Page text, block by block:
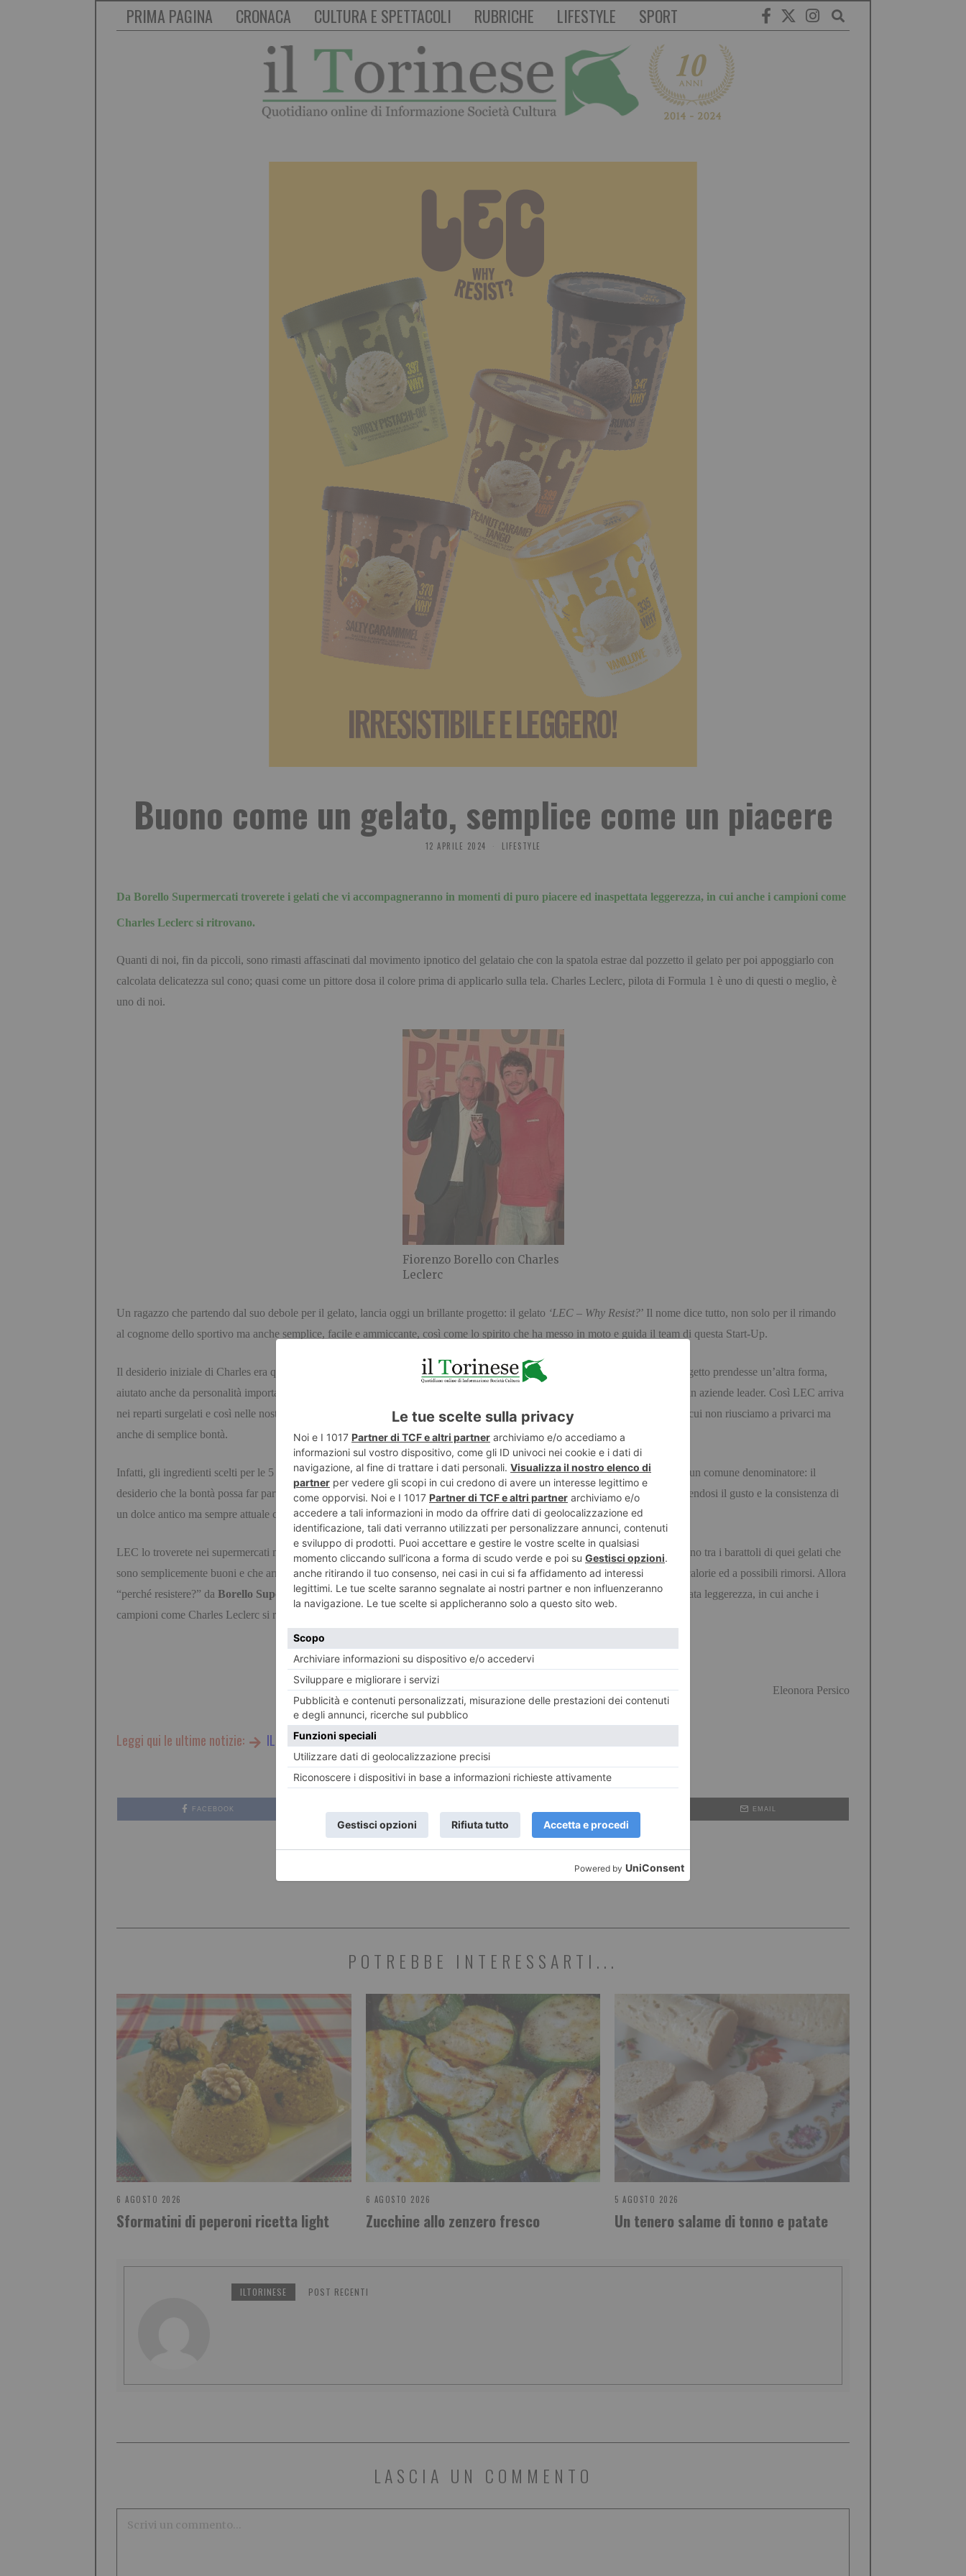
PRIMA PAGINA CRONACA CULTURA E SPETTACOLI RUBRICHE LIFESTYLE SPORT
Buono come un gelato, semplice come un piacere
12 APRILE 2024 LIFESTYLE
Da Borello Supermercati troverete i gelati che vi accompagneranno in momenti di puro piacere ed inaspettata leggerezza, in cui anche i campioni come
Charles Leclerc si ritrovano.
Quanti di noi, fin da piccoli, sono rimasti affascinati dal movimento ipnotico del gelataio che con la spatola estrae dal pozzetto il gelato per poi appoggiarlo con
calcolata delicatezza sul cono; quasi come un pittore dosa il colore prima di applicarlo sulla tela. Charles Leclerc, pilota di Formula 1 è uno di questi o meglio, è
uno di noi.
Fiorenzo Borello con Charles
Leclerc
Un ragazzo che partendo dal suo debole per il gelato, lancia oggi un brillante progetto: il gelato ‘LEC – Why Resist?’ Il nome dice tutto, non solo per il rimando
al cognome dello sportivo ma anche semplice, facile e ammiccante, così come lo spirito che ha messo in moto e guida il team di questa Start-Up.
Il desiderio iniziale di Charles era quello di aprire una gelateria ma il messaggio che il brand veicola ha fatto in modo che il progetto prendesse un’altra forma,
aiutato anche da personalità importanti del settore come Guido Martinetti e Federico Grom e altri professionisti con esperienze in aziende leader. Così LEC arriva
nei reparti surgelati e così nelle nostre case, facendosi portatore non solo di un messaggio di auto-indulgenza rispetto al cibo di cui non riusciamo a privarci ma
anche di semplice bontà.
Infatti, gli ingredienti scelti per le 5 proposte di gelato variano dai grandi classici, ai più libidinosi e contemporanei ma tutti con un comune denominatore: il
desiderio che la bontà possa far parte di uno stile di vita sano ed equilibrato, l’emozione di gustare un dolce senza pensieri, godendosi il gusto e la consistenza di
un dolce antico ma sempre attuale come il gelato.
LEC lo troverete nei supermercati ma non esposti in categorie specifiche come high protein, senza lattosio, zero zuccheri, saranno tra i barattoli di quei gelati che
sono semplicemente buoni e che arricchiscono l’assortimento ed i momenti di chi desidera godersi il qui e ora senza pensare a calorie ed a possibili rimorsi. Allora
“perché resistere?” da Borello Supermercatitroverete i gelati che vi accompagneranno in momenti di puro piacere ed inaspettata leggerezza, in cui anche i
campioni come Charles Leclerc si ritrovano.
Eleonora Persico
Leggi qui le ultime notizie: IL TORINESE
FACEBOOK EMAIL
POTREBBE INTERESSARTI...
6 AGOSTO 2026
Sformatini di peperoni ricetta light
6 AGOSTO 2026
Zucchine allo zenzero fresco
5 AGOSTO 2026
Un tenero salame di tonno e patate
ILTORINESE POST RECENTI
LASCIA UN COMMENTO